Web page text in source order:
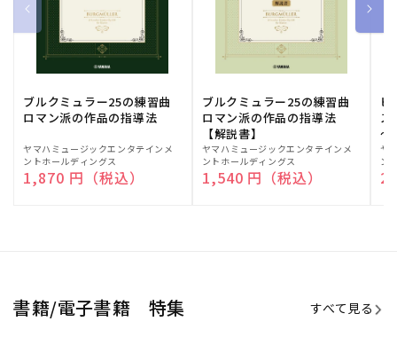
ブルクミュラー25の練習曲
ロマン派の作品の指導法
販
売
元:
ヤマハミュージックエンタテインメ
ントホールディングス
通常価格
1,870 円（税込）
ブルクミュラー25の練習曲
ロマン派の作品の指導法
【解説書】
販
売
元:
ヤマハミュージックエンタテインメ
ントホールディングス
通常価格
1,540 円（税込）
ピ
ス
～
販
売
元:
ヤ
ン
書籍/電子書籍 特集 すべて見る